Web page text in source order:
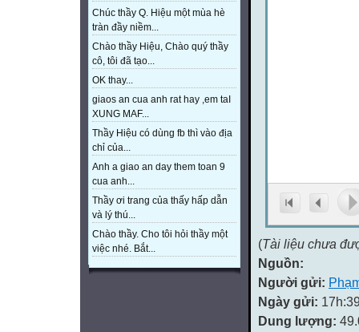
Chúc thầy Q. Hiệu một mùa hè
tràn đầy niềm...
Chào thầy Hiệu, Chào quý thầy
cô, tôi đã tạo...
OK thay...
giaos an cua anh rat hay ,em taI
XUNG MAF...
Thầy Hiệu có dùng fb thì vào địa
chỉ của...
Anh a giao an day them toan 9
cua anh...
Thầy ơi trang của thấy hấp dẫn
và lý thú...
Chào thầy. Cho tôi hỏi thầy một
việc nhé. Bắt...
(Tài liệu chưa
Nguồn:
Người gửi:
Ngày gửi:
Dung lượng: